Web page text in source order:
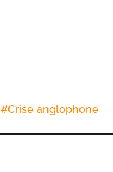
#Crise anglophone